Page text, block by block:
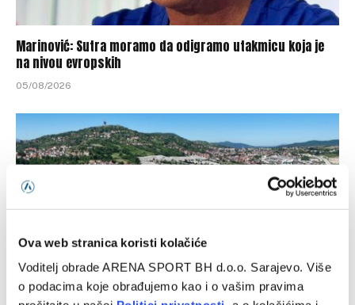
Ova web stranica koristi kolačiće
Voditelj obrade ARENA SPORT BH d.o.o. Sarajevo. Više
o podacima koje obrađujemo kao i o vašim pravima
Marinović: Sutra moramo da odigramo utakmicu koja je
na nivou evropskih
05/08/2026